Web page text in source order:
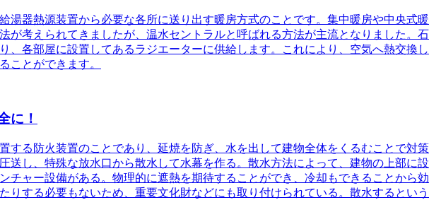
給湯器熱源装置から必要な各所に送り出す暖房方式のことです。集中暖房や中央式
が考えられてきましたが、温水セントラルと呼ばれる方法が主流となりました。
、各部屋に設置してあるラジエーターに供給します。これにより、空気へ熱交換
ことができます。
に！
する防火装置のこと であり、延焼を防ぎ、水を出して建物全体をくるむことで対
送し、特殊な放水口から散水して水幕を作る。散水方法によって、建物の上部に
チャー設備がある。物理的に遮熱を期待することができ、冷却もできることから
りする必要もないため、重要文化財などにも取り付けられている。散水するとい